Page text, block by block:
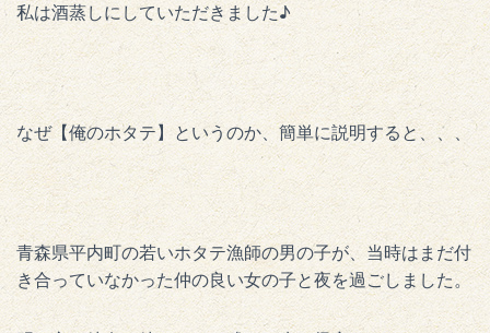
私は酒蒸しにしていただきました♪
なぜ【俺のホタテ】というのか、簡単に説明すると、、、
青森県平内町の若いホタテ漁師の男の子が、当時はまだ付
き合っていなかった仲の良い女の子と夜を過ごしました。